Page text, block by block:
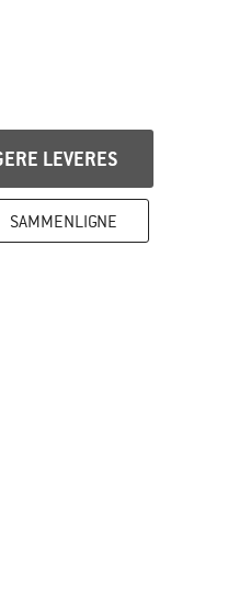
LEVERES
SAMMENLIGNE
her Åbnes i en infoboks
- oplysningerne får du